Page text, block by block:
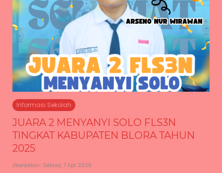
Informasi Sekolah
JUARA 2 MENYANYI SOLO FLS3N
TINGKAT KABUPATEN BLORA TAHUN
2025
Diterbitkan: Selasa, 7 Apr 2026